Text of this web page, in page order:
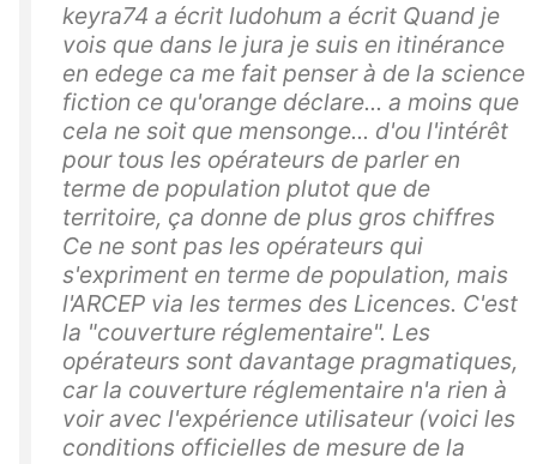
keyra74 a écrit ludohum a écrit Quand je
vois que dans le jura je suis en itinérance
en edege ca me fait penser à de la science
fiction ce qu'orange déclare... a moins que
cela ne soit que mensonge... d'ou l'intérêt
pour tous les opérateurs de parler en
terme de population plutot que de
territoire, ça donne de plus gros chiffres
Ce ne sont pas les opérateurs qui
s'expriment en terme de population, mais
l'ARCEP via les termes des Licences. C'est
la "couverture réglementaire". Les
opérateurs sont davantage pragmatiques,
car la couverture réglementaire n'a rien à
voir avec l'expérience utilisateur (voici les
conditions officielles de mesure de la